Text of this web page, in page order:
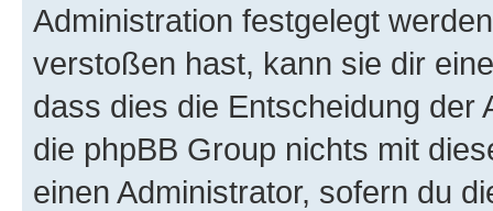
Administration festgelegt
verstoßen hast, kann sie dir
dass dies die Entscheidung der
die phpBB Group nichts mit
einen Administrator, sofern du